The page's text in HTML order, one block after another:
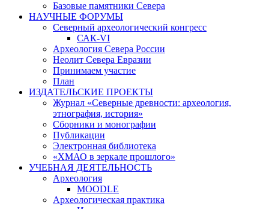
Базовые памятники Севера
НАУЧНЫЕ ФОРУМЫ
Северный археологический конгресс
САК-VI
Археология Севера России
Неолит Севера Евразии
Принимаем участие
План
ИЗДАТЕЛЬСКИЕ ПРОЕКТЫ
Журнал «Северные древности: археология,
этнография, история»
Сборники и монографии
Публикации
Электронная библиотека
«ХМАО в зеркале прошлого»
УЧЕБНАЯ ДЕЯТЕЛЬНОСТЬ
Археология
MOODLE
Археологическая практика